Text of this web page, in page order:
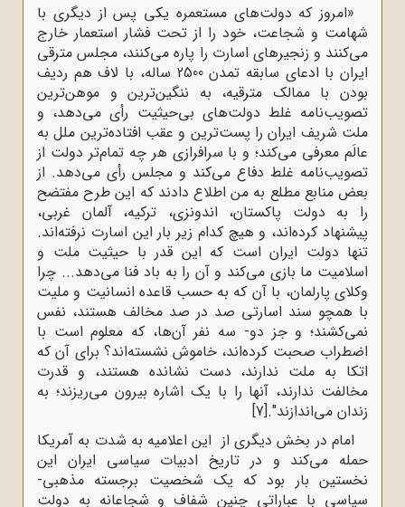
«امروز که دولت‌هاى مستعمره یکى پس از دیگرى با
شهامت و شجاعت، خود را از تحت فشار استعمار خارج
مى‌کنند و زنجیرهاى اسارت را پاره مى‌کنند، مجلس مترقى
ایران با ادعاى سابقه تمدن 2500 ساله، با لاف هم ردیف
بودن با ممالک مترقیه، به ننگین‌ترین و موهن‌ترین
تصویب‌نامه غلط دولت‌هاى بى‌حیثیت رأى مى‌دهد، و
ملت شریف ایران را پست‌ترین و عقب افتاده‌ترین ملل به
عالَم معرفى مى‌کند؛ و با سرافرازى هر چه تمام‌تر دولت از
تصویب‌نامه غلط دفاع مى‌کند و مجلس رأى مى‌دهد. از
بعض منابع مطلع به من اطلاع دادند که این طرح مفتضح
را به دولت پاکستان، اندونزى، ترکیه، آلمان غربى،
پیشنهاد کرده‌اند، و هیچ کدام زیر بار این اسارت نرفته‌اند.
تنها دولت ایران است که این قدر با حیثیت ملت و
اسلامیت ما بازى مى‌کند و آن را به باد فنا مى‌دهد... چرا
وکلاى پارلمان، با آن که به حسب قاعده انسانیت و ملیت
با همچو سند اسارتى صد در صد مخالف هستند، نفس
نمى‌کشند؛ و جز دو- سه نفر آن‌ها، که معلوم است با
اضطراب صحبت کرده‌اند، خاموش نشسته‌اند؟ براى آن که
اتکا به ملت ندارند، دست نشانده هستند، و قدرت
مخالفت ندارند، آنها را با یک اشاره بیرون مى‌ریزند؛ به
زندان مى‌اندازند".[7]
امام در بخش دیگری از این اعلامیه به شدت به آمریکا
حمله می‌کند و در تاریخ ادبیات سیاسی ایران این
نخستین بار بود که یک شخصیت برجسته مذهبی-
سیاسی با عباراتی چنین شفاف و شجاعانه به دولت